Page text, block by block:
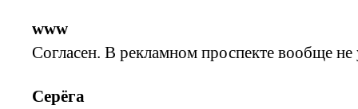
www
Согласен. В рекламном проспекте вообще
Серёга